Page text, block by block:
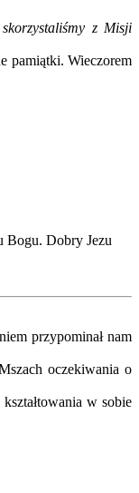
z Misji
pamiątki. Wieczorem
Bogu. Dobry Jezu
przypominał nam
oczekiwania o
w sobie